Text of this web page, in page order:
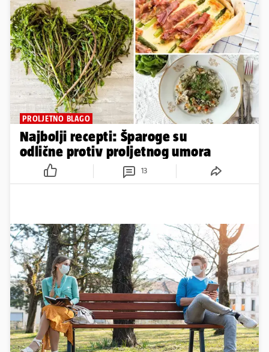
PROLJETNO BLAGO
Najbolji recepti: Šparoge su
odlične protiv proljetnog umora
13